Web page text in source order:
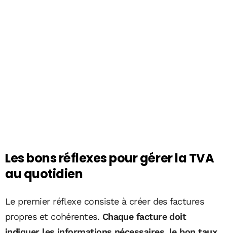
Les bons réflexes pour gérer la TVA
au quotidien
Le premier réflexe consiste à créer des factures
propres et cohérentes. Chaque facture doit